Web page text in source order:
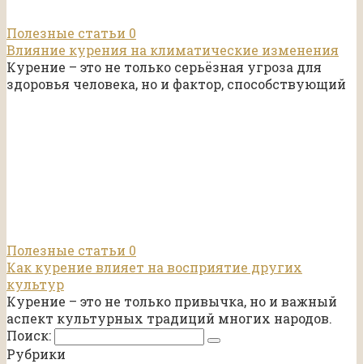
Полезные статьи 0
Влияние курения на климатические изменения
Курение – это не только серьёзная угроза для
здоровья человека, но и фактор, способствующий
Полезные статьи 0
Как курение влияет на восприятие других
культур
Курение – это не только привычка, но и важный
аспект культурных традиций многих народов.
Поиск:
Рубрики